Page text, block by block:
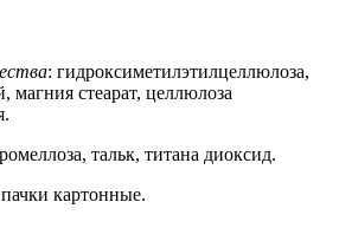
: гидроксиметилэтилцеллюлоза,
магния стеарат, целлюлоза
тальк, титана диоксид.
картонные.